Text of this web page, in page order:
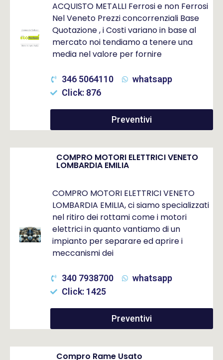
ACQUISTO METALLI Ferrosi e non Ferrosi
Nel Veneto Prezzi concorrenziali Base
Quotazione , i Costi variano in base al
mercato noi tendiamo a tenere una
media nel valore per fornire
346 5064110
whatsapp
Click: 876
Preventivi
COMPRO MOTORI ELETTRICI VENETO
LOMBARDIA EMILIA
COMPRO MOTORI ELETTRICI VENETO
LOMBARDIA EMILIA, ci siamo specializzati
nel ritiro dei rottami come i motori
elettrici in quanto vantiamo di un
impianto per separare ed aprire i
meccanismi dei
340 7938700
whatsapp
Click: 1425
Preventivi
Compro Rame Usato